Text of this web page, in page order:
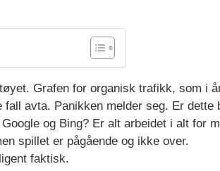
Grafen for organisk trafikk, som i
avta. Panikken melder seg. Er dette
og Bing? Er alt arbeidet i alt for
spillet er pågående og ikke over.
faktisk.